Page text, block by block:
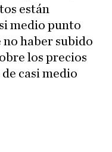
están
medio punto
no haber subido
los precios
casi medio